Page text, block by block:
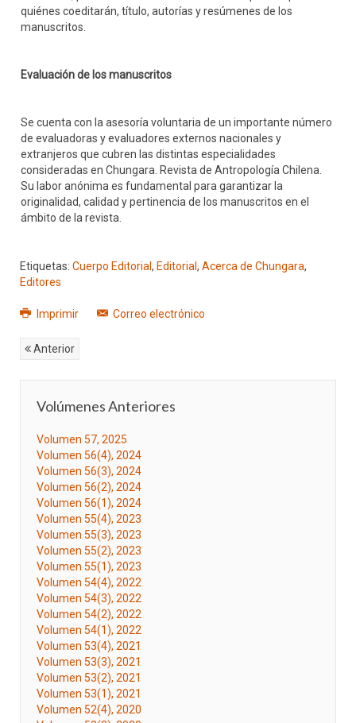
quiénes coeditarán, título, autorías y resúmenes de los
manuscritos.
Evaluación de los manuscritos
Se cuenta con la asesoría voluntaria de un importante número
de evaluadoras y evaluadores externos nacionales y
extranjeros que cubren las distintas especialidades
consideradas en Chungara. Revista de Antropología Chilena.
Su labor anónima es fundamental para garantizar la
originalidad, calidad y pertinencia de los manuscritos en el
ámbito de la revista.
Etiquetas: Cuerpo Editorial , Editorial , Acerca de Chungara,
Editores
Imprimir Correo electrónico
Anterior
Volúmenes Anteriores
Volumen 57, 2025
Volumen 56(4), 2024
Volumen 56(3), 2024
Volumen 56(2), 2024
Volumen 56(1), 2024
Volumen 55(4), 2023
Volumen 55(3), 2023
Volumen 55(2), 2023
Volumen 55(1), 2023
Volumen 54(4), 2022
Volumen 54(3), 2022
Volumen 54(2), 2022
Volumen 54(1), 2022
Volumen 53(4), 2021
Volumen 53(3), 2021
Volumen 53(2), 2021
Volumen 53(1), 2021
Volumen 52(4), 2020